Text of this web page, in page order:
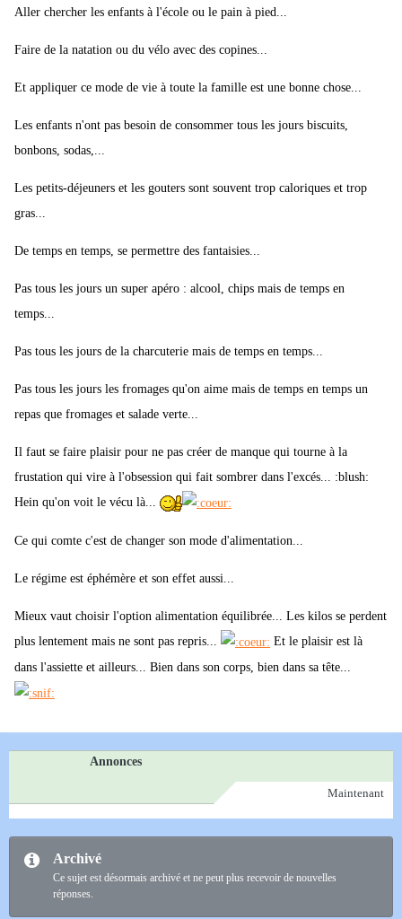
Aller chercher les enfants à l'école ou le pain à pied...
Faire de la natation ou du vélo avec des copines...
Et appliquer ce mode de vie à toute la famille est une bonne chose...
Les enfants n'ont pas besoin de consommer tous les jours biscuits,
bonbons, sodas,...
Les petits-déjeuners et les gouters sont souvent trop caloriques et trop
gras...
De temps en temps, se permettre des fantaisies...
Pas tous les jours un super apéro : alcool, chips mais de temps en
temps...
Pas tous les jours de la charcuterie mais de temps en temps...
Pas tous les jours les fromages qu'on aime mais de temps en temps un
repas que fromages et salade verte...
Il faut se faire plaisir pour ne pas créer de manque qui tourne à la
frustation qui vire à l'obsession qui fait sombrer dans l'excés... :blush:
Hein qu'on voit le vécu là...
Ce qui comte c'est de changer son mode d'alimentation...
Le régime est éphémère et son effet aussi...
Mieux vaut choisir l'option alimentation équilibrée... Les kilos se perdent
plus lentement mais ne sont pas repris...
Et le plaisir est là
dans l'assiette et ailleurs... Bien dans son corps, bien dans sa tête...
Annonces
Maintenant
Archivé
Ce sujet est désormais archivé et ne peut plus recevoir de nouvelles
réponses.